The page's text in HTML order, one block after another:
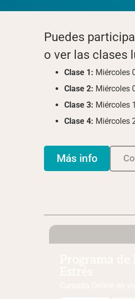
Puedes
o ver las clases
Clase 1: Miércoles
Clase 2: Miércoles
Clase 3: Miércoles
Clase 4: Miércoles
Más info